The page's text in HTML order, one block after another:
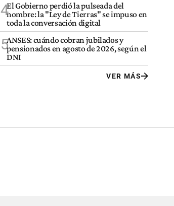
4El Gobierno perdió la pulseada del
nombre: la "Ley de Tierras" se impuso en
toda la conversación digital
5ANSES: cuándo cobran jubilados y
pensionados en agosto de 2026, según el
DNI
VER MÁS